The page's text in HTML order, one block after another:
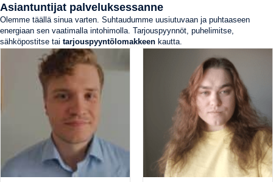
Asiantuntijat palveluksessanne
Olemme täällä sinua varten. Suhtaudumme uusiutuvaan ja puhtaaseen
energiaan sen vaatimalla intohimolla. Tarjouspyynnöt, puhelimitse,
sähköpostitse tai tarjouspyyntölomakkeen kautta.